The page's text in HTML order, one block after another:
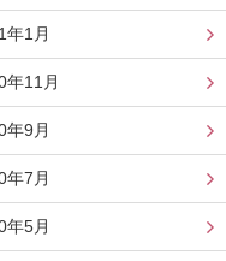
年1月
年11月
年9月
年7月
年5月